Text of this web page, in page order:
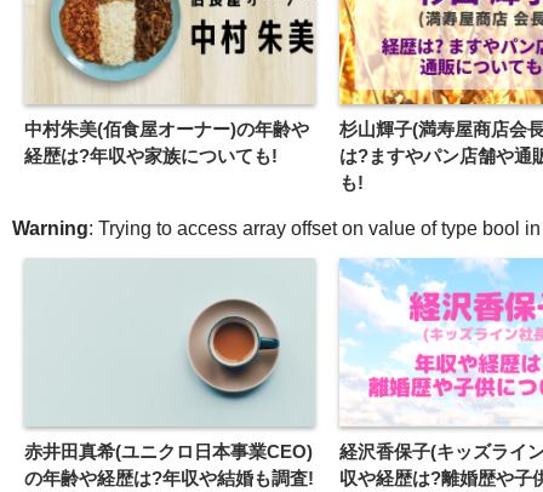
中村朱美(佰食屋オーナー)の年齢や
経歴は?年収や家族についても!
杉山輝子(満寿屋商店会
は?ますやパン店舗や通
も!
Warning: Trying to access array offset on value of type bool
赤井田真希(ユニクロ日本事業CEO)
の年齢や経歴は?年収や結婚も調査!
経沢香保子(キッズライ
収や経歴は?離婚歴や子